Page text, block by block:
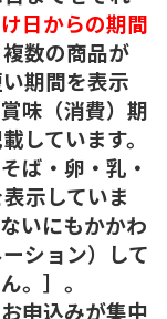
日からの期間
複数の商品が
期間を表示
味（消費）期
しています。
ば・卵・乳・
示していま
いにもかかわ
ション）して
。］。
申込みが集中